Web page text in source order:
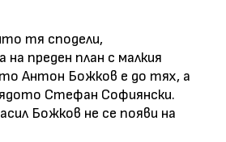
тя сподели,
преден план с малкия
Антон Божков е до тях, а
Стефан Софиянски.
Божков не се появи на